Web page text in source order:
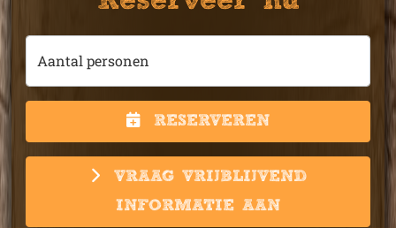
Aantal personen
RESERVEREN
VRAAG VRIJBLIJVEND
INFORMATIE AAN